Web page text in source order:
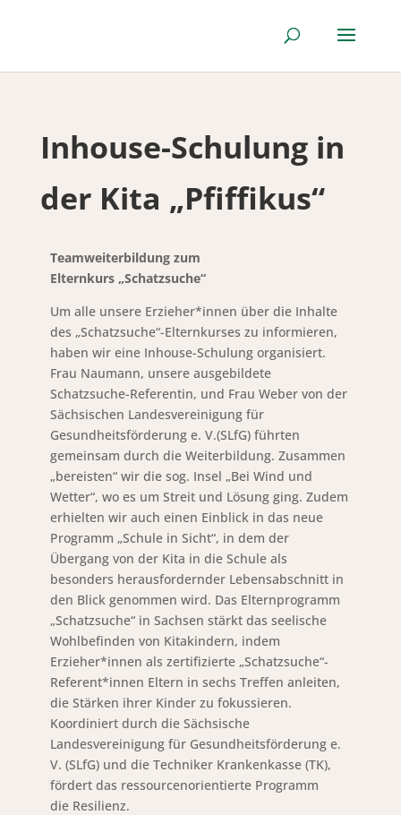
Inhouse-Schulung in
der Kita „Pfiffikus“
Teamweiterbildung zum
Elternkurs „Schatzsuche“
Um alle unsere Erzieher*innen über die Inhalte
des „Schatzsuche“-Elternkurses zu informieren,
haben wir eine Inhouse-Schulung organisiert.
Frau Naumann, unsere ausgebildete
Schatzsuche-Referentin, und Frau Weber von der
Sächsischen Landesvereinigung für
Gesundheitsförderung e. V.(SLfG) führten
gemeinsam durch die Weiterbildung. Zusammen
„bereisten“ wir die sog. Insel „Bei Wind und
Wetter“, wo es um Streit und Lösung ging. Zudem
erhielten wir auch einen Einblick in das neue
Programm „Schule in Sicht“, in dem der
Übergang von der Kita in die Schule als
besonders herausfordernder Lebensabschnitt in
den Blick genommen wird. Das Elternprogramm
„Schatzsuche“ in Sachsen stärkt das seelische
Wohlbefinden von Kitakindern, indem
Erzieher*innen als zertifizierte „Schatzsuche“-
Referent*innen Eltern in sechs Treffen anleiten,
die Stärken ihrer Kinder zu fokussieren.
Koordiniert durch die Sächsische
Landesvereinigung für Gesundheitsförderung e.
V. (SLfG) und die Techniker Krankenkasse (TK),
fördert das ressourcenorientierte Programm
die Resilienz.